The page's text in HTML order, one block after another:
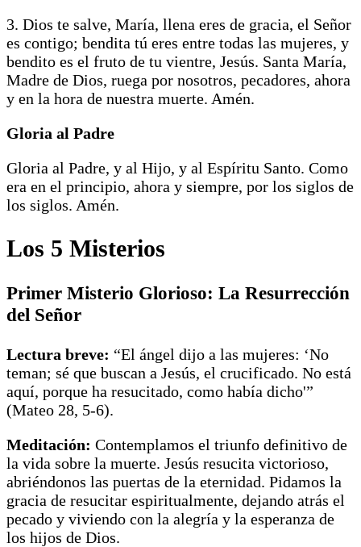
3. Dios te salve, María, llena eres de gracia, el Señor
es contigo; bendita tú eres entre todas las mujeres, y
bendito es el fruto de tu vientre, Jesús. Santa María,
Madre de Dios, ruega por nosotros, pecadores, ahora
y en la hora de nuestra muerte. Amén.
Gloria al Padre
Gloria al Padre, y al Hijo, y al Espíritu Santo. Como
era en el principio, ahora y siempre, por los siglos de
los siglos. Amén.
Los 5 Misterios
Primer Misterio Glorioso: La Resurrección
del Señor
Lectura breve: “El ángel dijo a las mujeres: ‘No
teman; sé que buscan a Jesús, el crucificado. No está
aquí, porque ha resucitado, como había dicho'”
(Mateo 28, 5-6).
Meditación: Contemplamos el triunfo definitivo de
la vida sobre la muerte. Jesús resucita victorioso,
abriéndonos las puertas de la eternidad. Pidamos la
gracia de resucitar espiritualmente, dejando atrás el
pecado y viviendo con la alegría y la esperanza de
los hijos de Dios.